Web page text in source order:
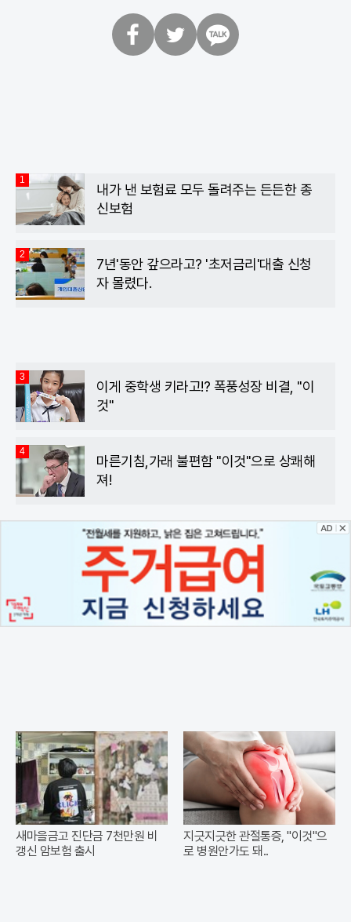
1
내가 낸 보험료 모두 돌려주는 든든한 종
신보험
2
7년'동안 갚으라고? '초저금리'대출 신청
자 몰렸다.
3
이게 중학생 키라고!? 폭풍성장 비결, "이
것"
4
마른기침,가래 불편함 "이것"으로 상쾌해
져!
새마을금고 진단금 7천만원 비
갱신 암보험 출시
지긋지긋한 관절통증, "이것"으
로 병원안가도 돼..